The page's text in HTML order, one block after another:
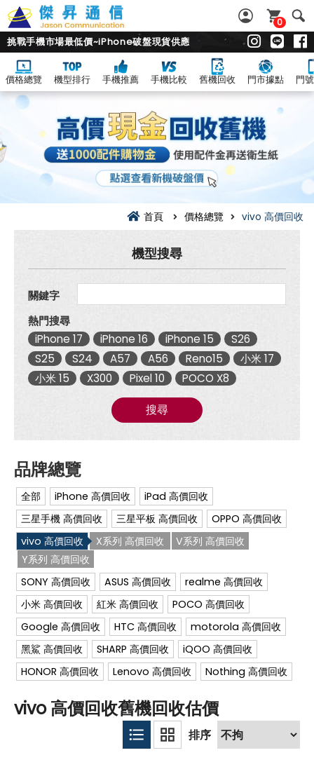
vivo
舊
機.
二
中
0
挑戰手機市場最低價~iPhone破盤現貨供應
價格總覽 機型排行 手機推薦 手機比較 舊機回收 門市據點 門
首頁 價格總覽 vivo 高價回收
機型搜尋
關鍵字
熱門搜尋
iPhone 17
iPhone 16 iPhone 15
S26
S25
S24 A57 A56 Reno15
小米 17
小米 15
X300 Pixel 10 POCO X8
搜尋
全部 iPhone 高價回收
iPad 高價回收
三星手機 高價回收
三星平板 高價回收
OPPO 高價回收
vivo 高價回收
X系列 高價回收
V系列 高價回收
Y系列 高價回收
SONY 高價回收
ASUS 高價回收
realme 高價回收
小米 高價回收
紅米 高價回收
POCO 高價回收
Google 高價回收
HTC 高價回收
motorola 高價回收
黑鯊 高價回收
SHARP 高價回收
iQOO 高價回收
HONOR 高價回收
Lenovo 高價回收 Nothing 高價回收
vivo 高價回收舊機回收估價